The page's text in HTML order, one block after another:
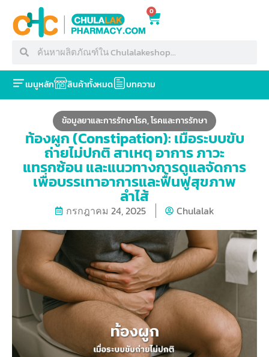
0
เมนูหลัก สินค้าทั้งหมด บทความ
ข้อมูลยาและการรักษาโรค,โรคและการรักษา
ท้องผูก (Constipation): เมื่อระบบขับ
ถ่ายไม่ปกติ สาเหตุ อาการ ภาวะ
แทรกซ้อน และแนวทางการดูแลจัดการ
เพื่อบรรเทาอาการและฟื้นฟูสุขภาพ
ลำไส้
กรกฎาคม 24, 2025 Chulalak